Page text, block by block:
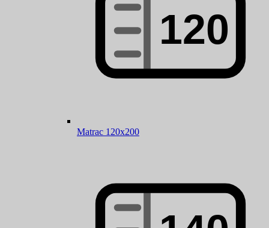
Matrac 120x200